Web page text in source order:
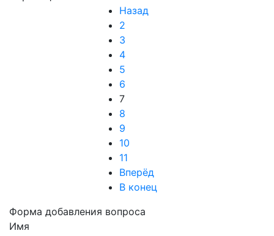
Назад
2
3
4
5
6
7
8
9
10
11
Вперёд
В конец
Форма добавления вопроса
Имя